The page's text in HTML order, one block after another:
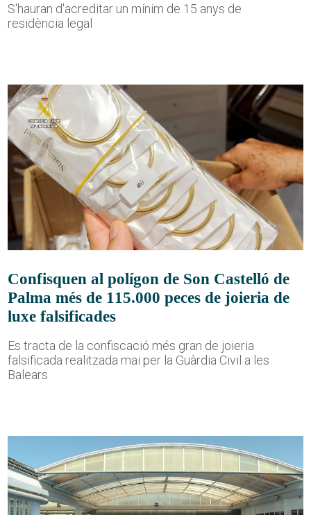
S'hauran d'acreditar un mínim de 15 anys de
residència legal
Confisquen al polígon de Son Castelló de
Palma més de 115.000 peces de joieria de
luxe falsificades
Es tracta de la confiscació més gran de joieria
falsificada realitzada mai per la Guàrdia Civil a les
Balears